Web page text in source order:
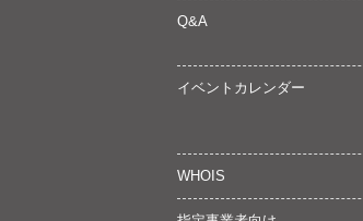
Q&A
イベントカレンダー
WHOIS